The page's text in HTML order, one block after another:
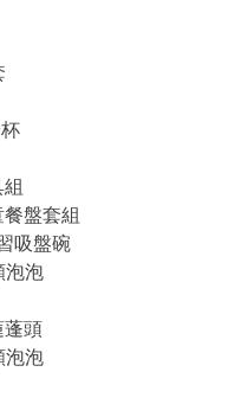
盤套組
吸盤碗
泡泡
頭
泡泡